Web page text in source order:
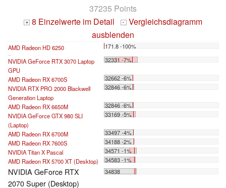
37235 Points
+ 8 Einzelwerte im Detail - Vergleichsdiagramm
ausblenden
AMD Radeon HD 6250 171.8 -100%
...
NVIDIA GeForce RTX 3070 Laptop
GPU
32331 -7%
AMD Radeon RX 6700S
32662 -6%
NVIDIA RTX PRO 2000 Blackwell
Generation Laptop
32846 -6%
AMD Radeon RX 6650M
32846 -6%
NVIDIA GeForce GTX 980 SLI
(Laptop)
33169 -5%
AMD Radeon RX 6700M
33497 -4%
AMD Radeon RX 7600S
34188 -2%
NVIDIA Titan X Pascal
34571 -1%
AMD Radeon RX 5700 XT (Desktop)
34583 -1%
NVIDIA GeForce RTX
2070 Super (Desktop)
34838